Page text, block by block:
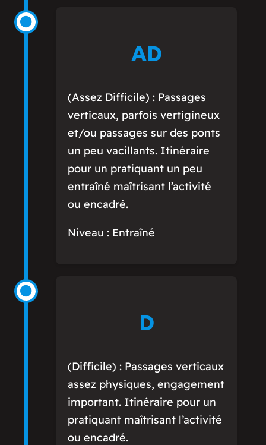
AD
(Assez Difficile) : Passages
verticaux, parfois vertigineux
et/ou passages sur des ponts
un peu vacillants. Itinéraire
pour un pratiquant un peu
entraîné maîtrisant l’activité
ou encadré.
Niveau : Entraîné
D
(Difficile) : Passages verticaux
assez physiques, engagement
important. Itinéraire pour un
pratiquant maîtrisant l’activité
ou encadré.